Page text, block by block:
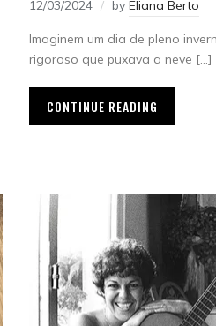
12/03/2024 by Eliana Berto
Imaginem um dia de pleno
rigoroso que puxava a neve […]
CONTINUE READING